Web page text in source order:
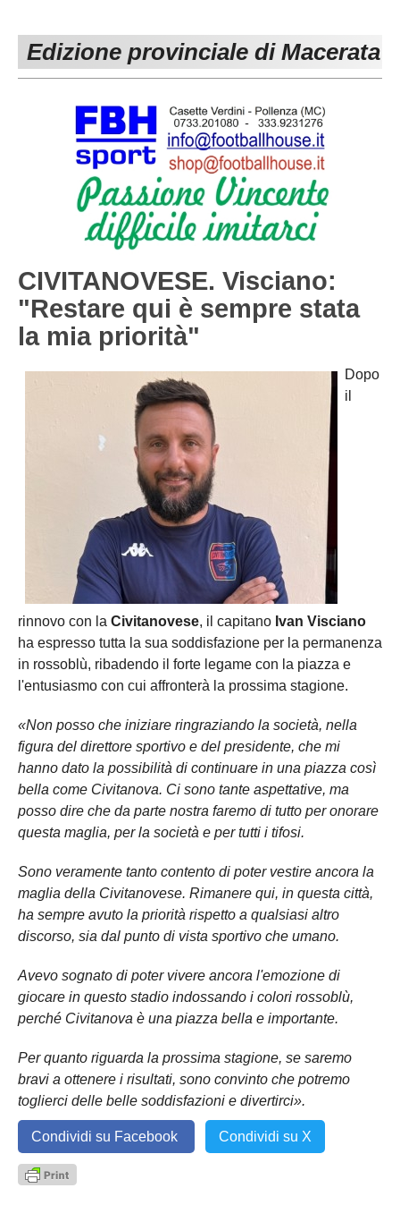
Carica la tua Rosa
1^ CATEGORIA
3^ CATEGORIA
GIOVANILI
Edizione provinciale di Macerata
CIVITANOVESE. Visciano:
"Restare qui è sempre stata
la mia priorità"
Dopo
il
rinnovo con la Civitanovese, il capitano Ivan Visciano
ha espresso tutta la sua soddisfazione per la permanenza
in rossoblù, ribadendo il forte legame con la piazza e
l'entusiasmo con cui affronterà la prossima stagione.
«Non posso che iniziare ringraziando la società, nella
figura del direttore sportivo e del presidente, che mi
hanno dato la possibilità di continuare in una piazza così
bella come Civitanova. Ci sono tante aspettative, ma
posso dire che da parte nostra faremo di tutto per onorare
questa maglia, per la società e per tutti i tifosi.
Sono veramente tanto contento di poter vestire ancora la
maglia della Civitanovese. Rimanere qui, in questa città,
ha sempre avuto la priorità rispetto a qualsiasi altro
discorso, sia dal punto di vista sportivo che umano.
Avevo sognato di poter vivere ancora l'emozione di
giocare in questo stadio indossando i colori rossoblù,
perché Civitanova è una piazza bella e importante.
Per quanto riguarda la prossima stagione, se saremo
bravi a ottenere i risultati, sono convinto che potremo
toglierci delle belle soddisfazioni e divertirci».
Condividi su Facebook Condividi su X